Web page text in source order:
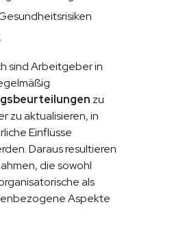
sind Arbeitgeber in
zu
zu aktualisieren, in
Einflüsse
Daraus resultieren
die sowohl
als
Aspekte